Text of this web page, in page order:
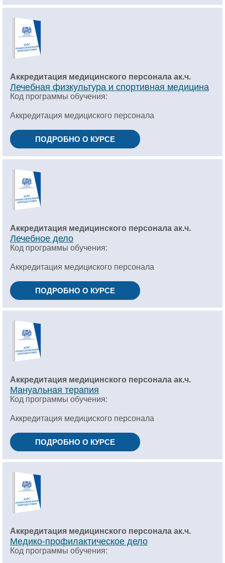
Аккредитация медицинского персонала ак.ч.
Лечебная физкультура и спортивная медицина
Код программы обучения:
Аккредитация медициского персонала
ПОДРОБНО О КУРСЕ
Аккредитация медицинского персонала ак.ч.
Лечебное дело
Код программы обучения:
Аккредитация медициского персонала
ПОДРОБНО О КУРСЕ
Аккредитация медицинского персонала ак.ч.
Мануальная терапия
Код программы обучения:
Аккредитация медициского персонала
ПОДРОБНО О КУРСЕ
Аккредитация медицинского персонала ак.ч.
Медико-профилактическое дело
Код программы обучения: